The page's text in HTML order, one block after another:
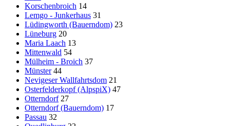
Korschenbroich 14
Lemgo - Junkerhaus 31
Lüdingworth (Bauerndom) 23
Lüneburg 20
Maria Laach 13
Mittenwald 54
Mülheim - Broich 37
Münster 44
Nevigeser Wallfahrtsdom 21
Osterfelderkopf (AlpspiX) 47
Otterndorf 27
Otterndorf (Bauerndom) 17
Passau 32